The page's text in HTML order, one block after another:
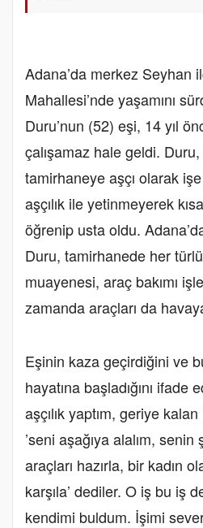
Adana’da merkez Seyhan
Mahallesi’nde yaşamını
Duru’nun (52) eşi, 14 yıl
çalışamaz hale geldi.
tamirhaneye aşçı olarak
aşçılık ile yetinmeyerek
öğrenip usta oldu.
Duru, tamirhanede her
muayenesi, araç bakımı
zamanda araçları da
Eşinin kaza geçirdiğini ve
hayatına başladığını ifade
aşçılık yaptım, geriye
’seni aşağıya alalım,
araçları hazırla, bir kadın
karşıla’ dediler. O iş bu iş
kendimi buldum. İşimi